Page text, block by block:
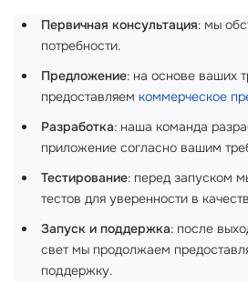
Первичная консультация: мы
потребности.
Предложение: на основе ваших
предоставляем коммерческое
Разработка: наша команда
приложение согласно вашим
Тестирование: перед запуском
тестов для уверенности в
Запуск и поддержка: после
свет мы продолжаем
поддержку.